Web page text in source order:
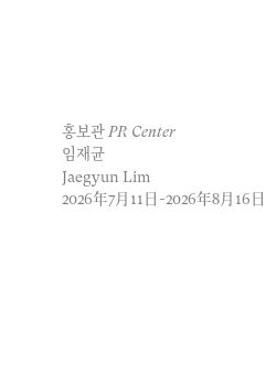
홍보관 PR Center
임재균
Jaegyun Lim
2026年7月11日 ~2026年8月16日